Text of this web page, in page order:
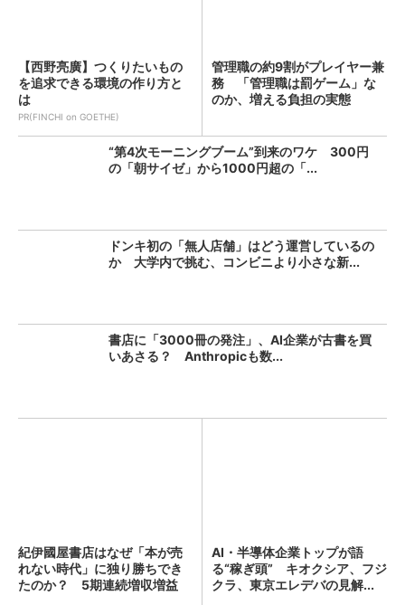
【西野亮廣】つくりたいもの
を追求できる環境の作り方と
は
PR(FINCHI on GOETHE)
管理職の約9割がプレイヤー兼
務 「管理職は罰ゲーム」な
のか、増える負担の実態
“第4次モーニングブーム”到来のワケ 300円
の「朝サイゼ」から1000円超の「...
ドンキ初の「無人店舗」はどう運営しているの
か 大学内で挑む、コンビニより小さな新...
書店に「3000冊の発注」、AI企業が古書を買
いあさる？ Anthropicも数...
紀伊國屋書店はなぜ「本が売
れない時代」に独り勝ちでき
たのか？ 5期連続増収増益
AI・半導体企業トップが語
る“稼ぎ頭” キオクシア、フジ
クラ、東京エレデバの見解...